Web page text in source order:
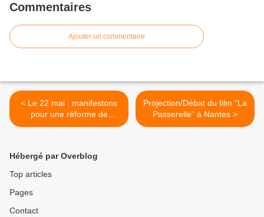
Commentaires
Ajouter un commentaire
< Le 22 mai : manifestons
pour une réforme de
progrès !
Projection/Débat du film "La
Passerelle" à Nantes >
Hébergé par Overblog
Top articles
Pages
Contact